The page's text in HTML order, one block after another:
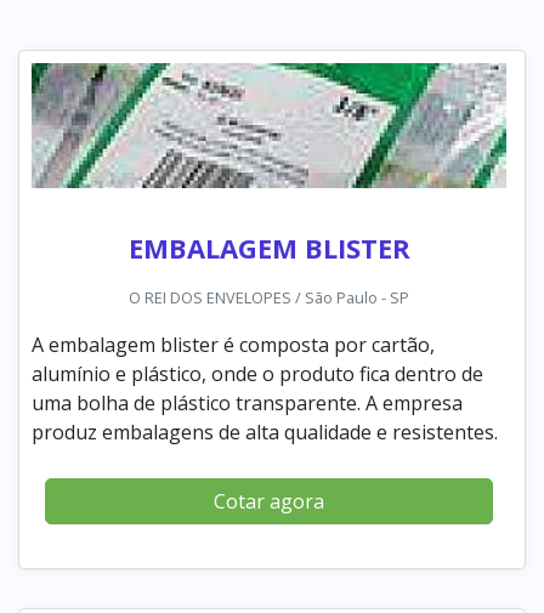
EMBALAGEM BLISTER
O REI DOS ENVELOPES / São Paulo - SP
A embalagem blister é composta por cartão,
alumínio e plástico, onde o produto fica dentro de
uma bolha de plástico transparente. A empresa
produz embalagens de alta qualidade e resistentes.
Cotar agora